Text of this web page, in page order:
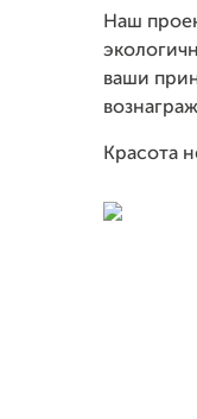
Наш
ваши
Красота